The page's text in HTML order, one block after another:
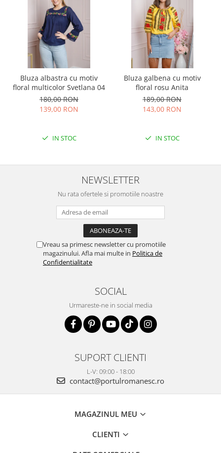
Bluza albastra cu motiv
floral multicolor Svetlana 04
180,00 RON
139,00 RON
IN STOC
Bluza galbena cu motiv
floral rosu Anita
189,00 RON
143,00 RON
IN STOC
NEWSLETTER
Nu rata ofertele si promotiile noastre
Vreau sa primesc newsletter cu promotiile
magazinului. Afla mai multe in Politica de
Confidentialitate
SOCIAL
Urmareste-ne in social media
SUPORT CLIENTI
L-V: 09:00 - 18:00
contact@portulromanesc.ro
MAGAZINUL MEU
CLIENTI